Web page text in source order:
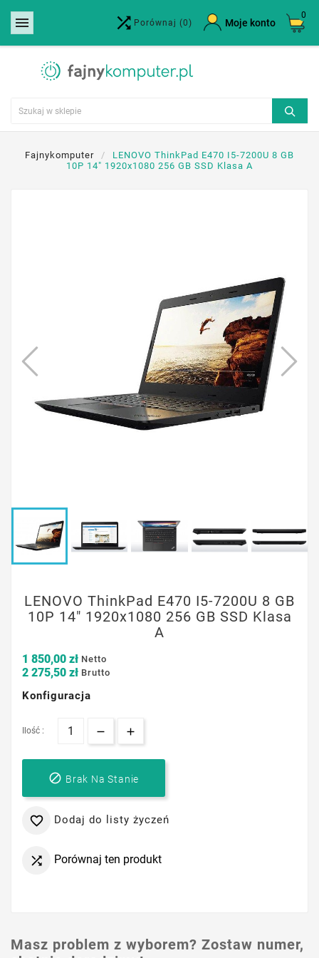
  Porównaj (0) Moje konto
0
Fajnykomputer
LENOVO ThinkPad E470 I5-7200U 8 GB
10P 14" 1920x1080 256 GB SSD Klasa A
LENOVO ThinkPad E470 I5-7200U 8 GB
10P 14" 1920x1080 256 GB SSD Klasa
A
1 850,00 zł Netto
2 275,50 zł Brutto
Konfiguracja
Ilość :
 Brak Na Stanie
 Dodaj do listy życzeń
 Porównaj ten produkt
Masz problem z wyborem? Zostaw numer,
Utwórz listę życzeń ×
Nazwa listy życzeń
Anuluj Utwórz listę życzeń